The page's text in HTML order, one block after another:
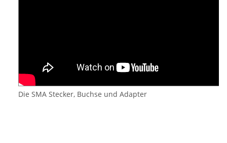
Die SMA Stecker, Buchse und Adapter